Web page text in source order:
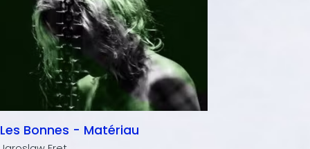
Les Bonnes - Matériau